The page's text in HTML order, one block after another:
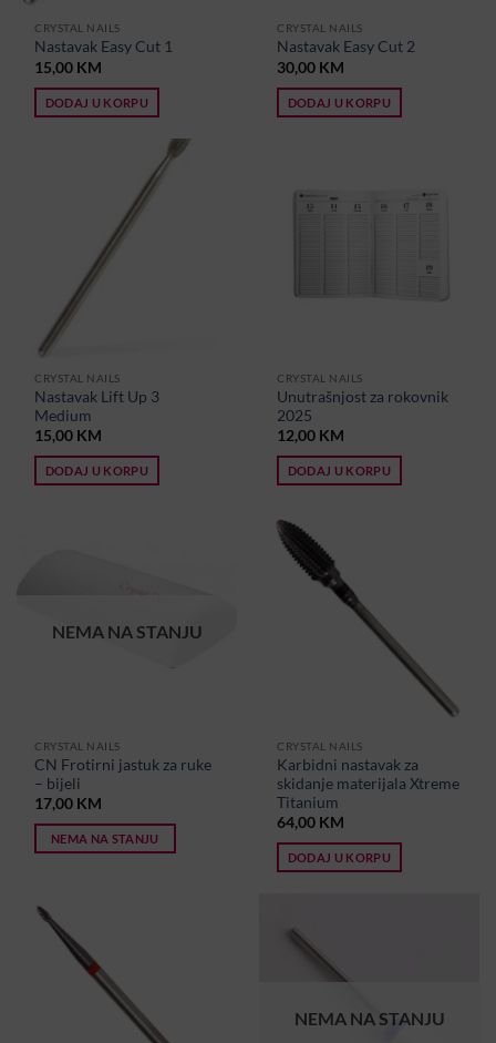
CRYSTAL NAILS
Nastavak Easy Cut 1
15,00 KM
DODAJ U KORPU
CRYSTAL NAILS
Nastavak Easy Cut 2
30,00 KM
DODAJ U KORPU
CRYSTAL NAILS
Nastavak Lift Up 3
Medium
15,00 KM
DODAJ U KORPU
CRYSTAL NAILS
Unutrašnjost za rokovnik
2025
12,00 KM
DODAJ U KORPU
NEMA NA STANJU
CRYSTAL NAILS
CN Frotirni jastuk za ruke
– bijeli
17,00 KM
NEMA NA STANJU
CRYSTAL NAILS
Karbidni nastavak za
skidanje materijala Xtreme
Titanium
64,00 KM
DODAJ U KORPU
NEMA NA STANJU